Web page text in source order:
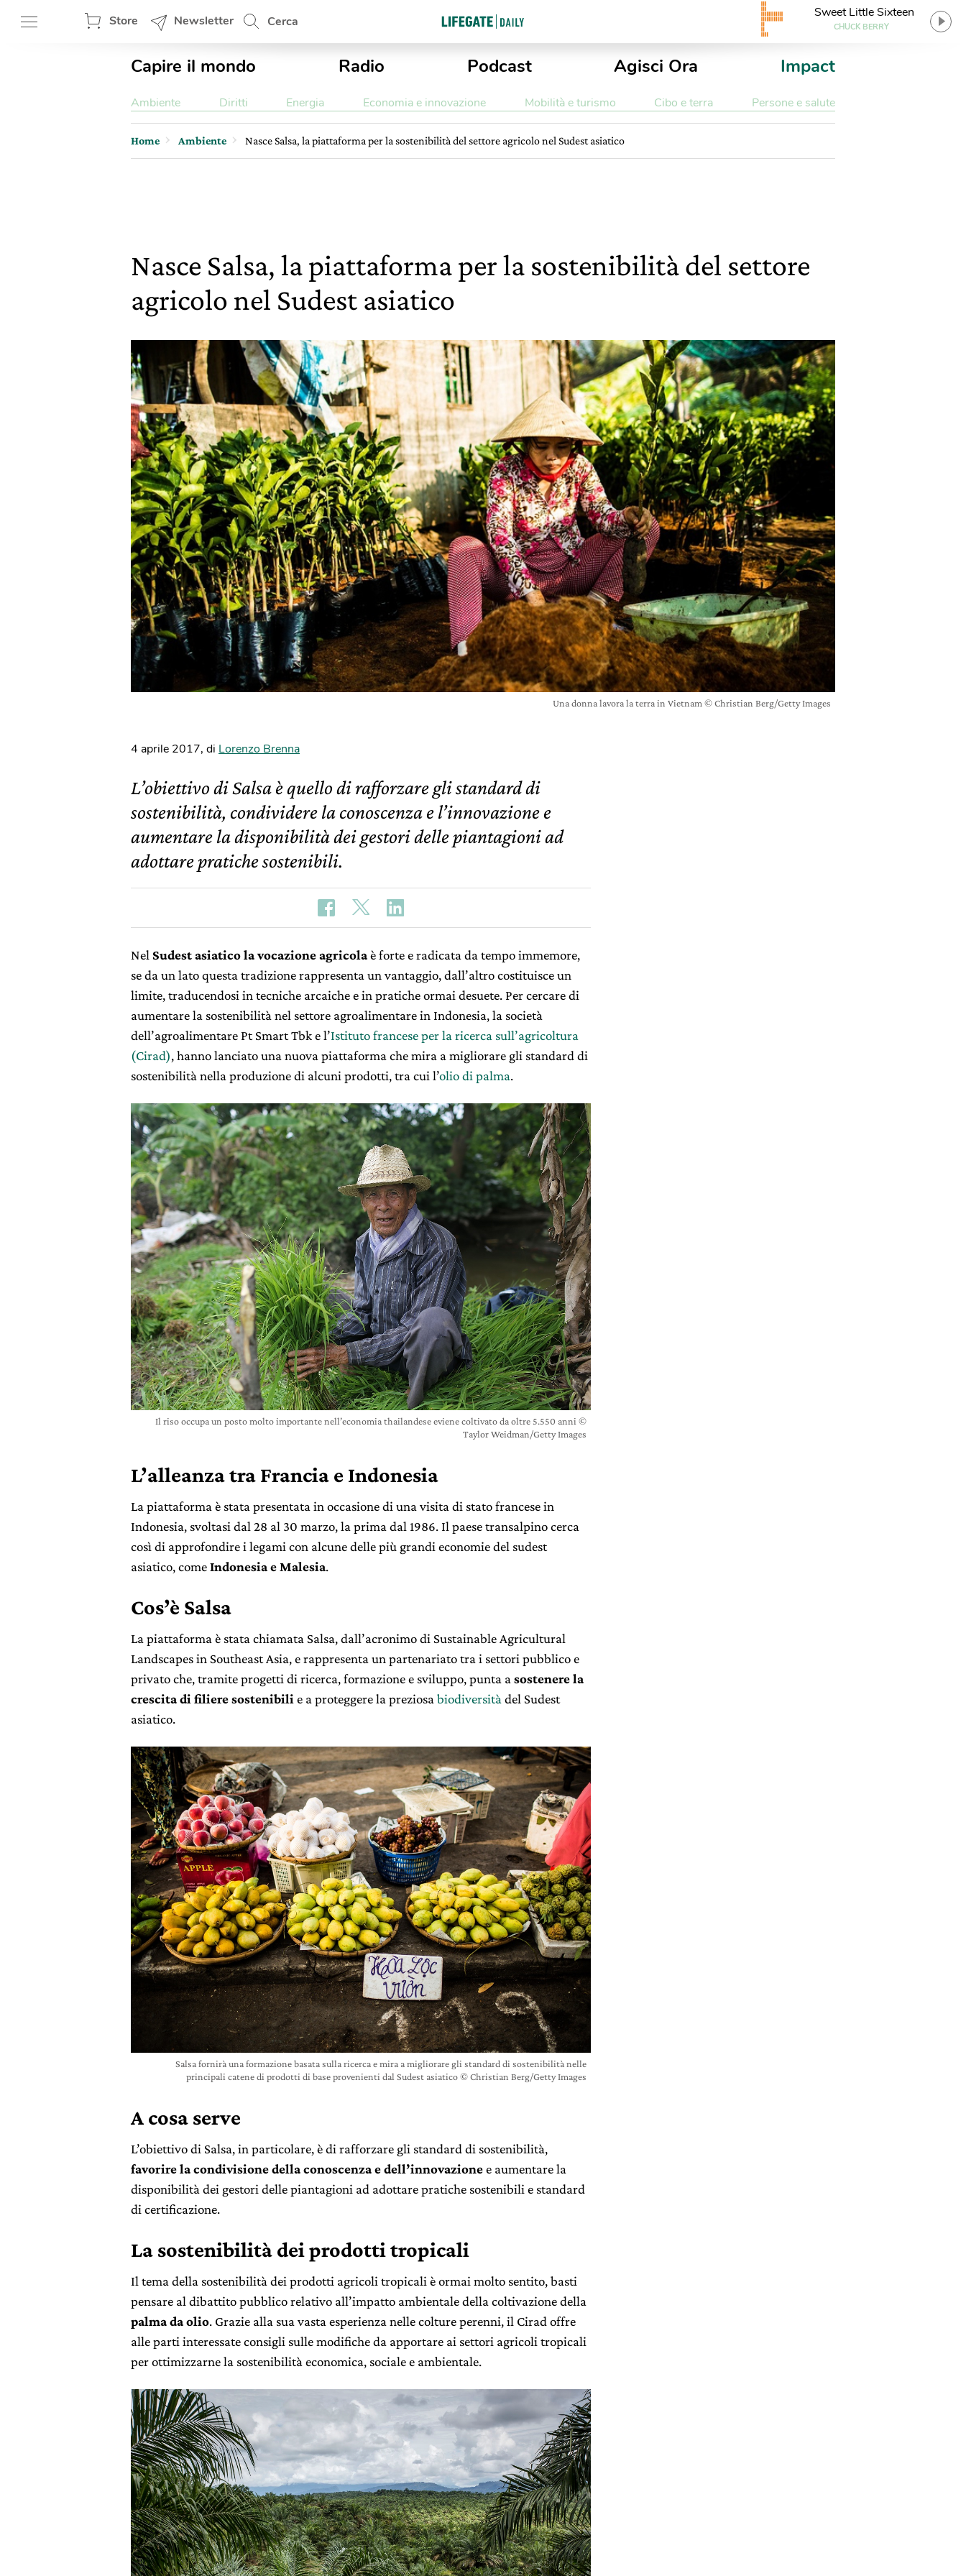
Store Newsletter Cerca
Sweet Little Sixteen
CHUCK BERRY
Capire il mondo Radio Podcast Agisci Ora Impact
Ambiente Diritti Energia Economia e innovazione Mobilità e turismo Cibo e terra Persone e salute
Home Ambiente Nasce Salsa, la piattaforma per la sostenibilità del settore agricolo nel Sudest asiatico
Nasce Salsa, la piattaforma per la sostenibilità del settore
agricolo nel Sudest asiatico
Una donna lavora la terra in Vietnam © Christian Berg/Getty Images
4 aprile 2017, di Lorenzo Brenna
L’obiettivo di Salsa è quello di rafforzare gli standard di
sostenibilità, condividere la conoscenza e l’innovazione e
aumentare la disponibilità dei gestori delle piantagioni ad
adottare pratiche sostenibili.
Nel Sudest asiatico la vocazione agricolaè forte e radicata da tempo immemore,
se da un lato questa tradizione rappresenta un vantaggio, dall’altro costituisce un
limite, traducendosi in tecniche arcaiche e in pratiche ormai desuete. Per cercare di
aumentare la sostenibilità nel settore agroalimentare in Indonesia, la società
dell’agroalimentare Pt Smart Tbk e l’Istituto francese per la ricerca sull’agricoltura
(Cirad), hanno lanciato una nuova piattaforma che mira a migliorare gli standard di
sostenibilità nella produzione di alcuni prodotti, tra cui l’olio di palma.
Il riso occupa un posto molto importante nell’economia thailandese eviene coltivato da oltre 5.550 anni ©
Taylor Weidman/Getty Images
L’alleanza tra Francia e Indonesia
La piattaforma è stata presentata in occasione di una visita di stato francese in
Indonesia, svoltasi dal 28 al 30 marzo, la prima dal 1986. Il paese transalpino cerca
così di approfondire i legami con alcune delle più grandi economie del sudest
asiatico, comeIndonesia e Malesia.
Cos’è Salsa
La piattaforma è stata chiamata Salsa, dall’acronimo di Sustainable Agricultural
Landscapes in Southeast Asia, e rappresenta un partenariato tra i settori pubblico e
privato che, tramite progetti di ricerca, formazione e sviluppo, punta a sostenere la
crescita di filiere sostenibili e a proteggere la preziosa biodiversità del Sudest
asiatico.
Salsa fornirà una formazione basata sulla ricerca e mira a migliorare gli standard di sostenibilità nelle
principali catene di prodotti di base provenienti dal Sudest asiatico © Christian Berg/Getty Images
A cosa serve
L’obiettivo di Salsa, in particolare, è di rafforzare gli standard di sostenibilità,
favorire la condivisione della conoscenza e dell’innovazionee aumentare la
disponibilità dei gestori delle piantagioni ad adottare pratiche sostenibili e standard
di certificazione.
La sostenibilità dei prodotti tropicali
Il tema della sostenibilità dei prodotti agricoli tropicali è ormai molto sentito, basti
pensare al dibattito pubblico relativo all’impatto ambientale della coltivazione della
palma da olio. Grazie alla sua vasta esperienza nelle colture perenni, il Cirad offre
alle parti interessate consigli sulle modifiche da apportare ai settori agricoli tropicali
per ottimizzarne la sostenibilità economica, sociale e ambientale.